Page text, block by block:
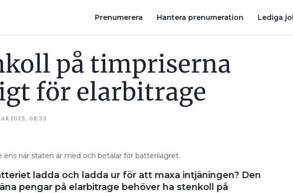
Prenumerera Hantera prenumeration Lediga
på timpriserna
för elarbitrage
2023, 08:33
när staten är med och betalar för batterilagret.
ladda och ladda ur för att maxa intjäningen? Den
pengar på elarbitrage behöver ha stenkoll på
ELARBITRAGE DÄRFÖR SKA DU KÖPA SOLCELLER OCH BATTERI SAMTIDIGT